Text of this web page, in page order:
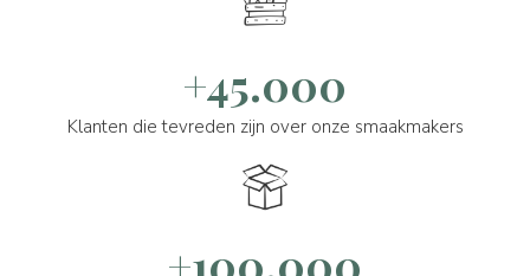
+45.000
Klanten die tevreden zijn over onze smaakmakers
+100.000